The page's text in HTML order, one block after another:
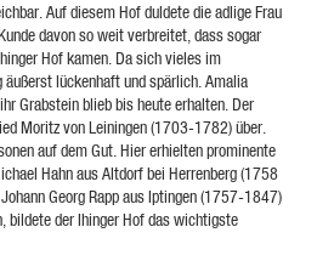
Auf diesem Hof duldete die adlige Frau
davon so weit verbreitet, dass sogar
Hof kamen. Da sich vieles im
lückenhaft und spärlich. Amalia
Grabstein blieb bis heute erhalten. Der
Moritz von Leiningen (1703-1782) über.
auf dem Gut. Hier erhielten prominente
Hahn aus Altdorf bei Herrenberg (1758
Georg Rapp aus Iptingen (1757-1847)
bildete der Ihinger Hof das wichtigste